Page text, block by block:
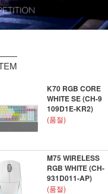
K70 RGB CORE
WHITE SE (CH-9
109D1E-KR2)
(품절)
M75 WIRELESS
RGB WHITE (CH-
931D011-AP)
(품절)